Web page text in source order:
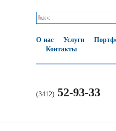
О нас Услуги
Контакты
(3412) 52-93-33